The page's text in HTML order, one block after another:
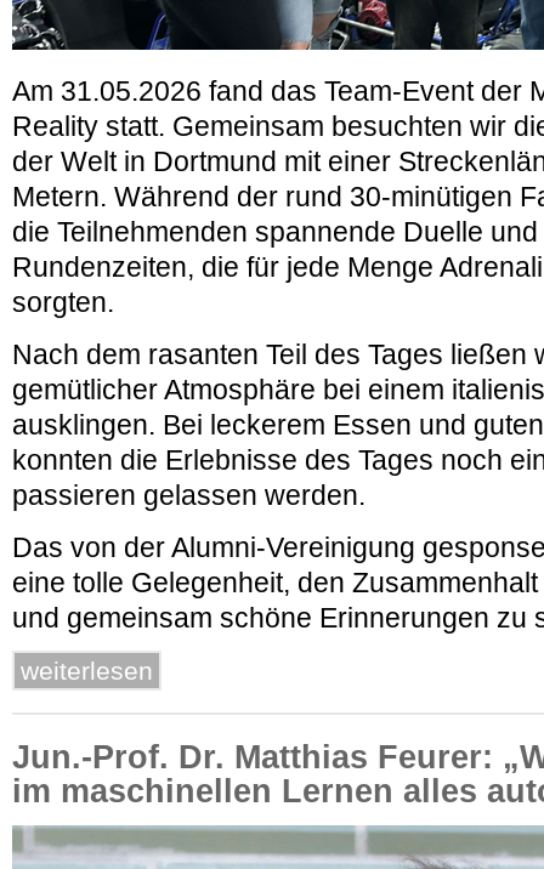
Am 31.05.2026 fand das Team-Event der
Reality statt. Gemeinsam besuchten wir
der Welt in Dortmund mit einer
Metern. Während der rund 30-minütigen
die Teilnehmenden spannende Duelle
Rundenzeiten, die für jede Menge
sorgten.
Nach dem rasanten Teil des Tages ließen
gemütlicher Atmosphäre bei einem
ausklingen. Bei leckerem Essen und
konnten die Erlebnisse des Tages noch
passieren gelassen werden.
Das von der Alumni-Vereinigung
eine tolle Gelegenheit, den
und gemeinsam schöne Erinnerungen zu
weiterlesen
Jun.-Prof. Dr. Matthias Feurer:
im maschinellen Lernen alles